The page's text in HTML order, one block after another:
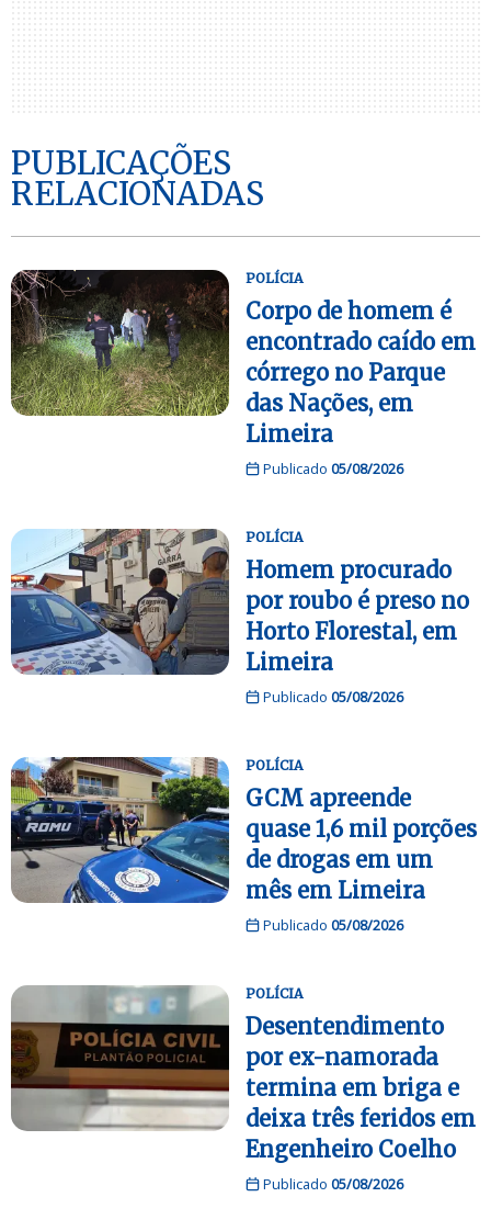
PUBLICAÇÕES
RELACIONADAS
POLÍCIA
Corpo de homem é
encontrado caído em
córrego no Parque
das Nações, em
Limeira
Publicado 05/08/2026
POLÍCIA
Homem procurado
por roubo é preso no
Horto Florestal, em
Limeira
Publicado 05/08/2026
POLÍCIA
GCM apreende
quase 1,6 mil porções
de drogas em um
mês em Limeira
Publicado 05/08/2026
POLÍCIA
Desentendimento
por ex-namorada
termina em briga e
deixa três feridos em
Engenheiro Coelho
Publicado 05/08/2026